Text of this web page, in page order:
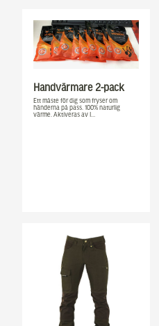
Handvärmare 2-pack
Ett måste för dig som fryser om
händerna på pass. 100% naturlig
värme. Aktiveras av l…